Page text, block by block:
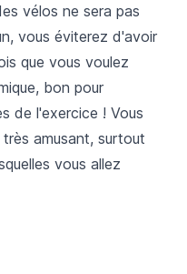
vélos ne sera pas
vous éviterez d'avoir
que vous voulez
bon pour
de l'exercice ! Vous
amusant, surtout
vous allez